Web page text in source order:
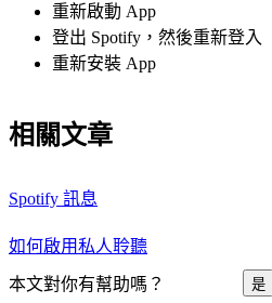
重新啟動 App
登出 Spotify，然後重新登入
重新安裝 App
相關文章
Spotify 訊息
如何啟用私人聆聽
本文對你有幫助嗎？ 是